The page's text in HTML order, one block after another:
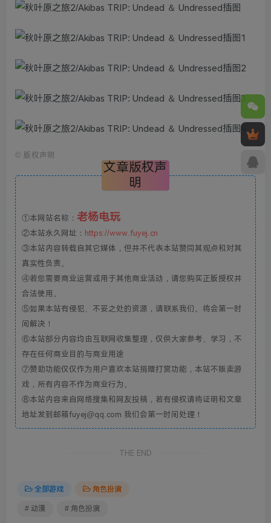
© 版权声明
文章版权声
明
①本网站名称： 老杨电玩
②本站永久网址： https://www.fuyej.cn
③本站内容转载自其它媒体，但并不代表本站赞同其观点和对其
真实性负责。
④若您需要商业运营或用于其他商业活动，请您购买正版授权并
合法使用。
⑤如果本站有侵犯、不妥之处的资源，请联系我们。将会第一时
间解决！
⑥本站部分内容均由互联网收集整理，仅供大家参考、学习，不
存在任何商业目的与商业用途
⑦赞助功能仅仅作为用户喜欢本站捐赠打赏功能，本站不贩卖游
戏，所有内容不作为商业行为。
⑧本站内容来自网络搜集和网友投稿，若有侵权请将证明和文章
地址发到邮箱fuyej@qq.com 我们会第一时间处理！
THE END
全部游戏 角色扮演
# 动漫 # 角色扮演